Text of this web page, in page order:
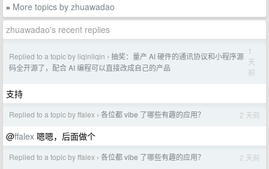
» More topics by zhuawadao
zhuawadao's recent replies
Replied to a topic by liqinliqin › 抽奖：量产 AI 硬件的通讯协议和小程序源
码全开源了，配合 AI 编程可以直接改成自己的产品
1
天
前
支持
Replied to a topic by ffalex › 各位都 vibe 了哪些有趣的应用？ 2 天前
@ffalex 嗯嗯，后面做个
Replied to a topic by ffalex › 各位都 vibe 了哪些有趣的应用？ 2 天前